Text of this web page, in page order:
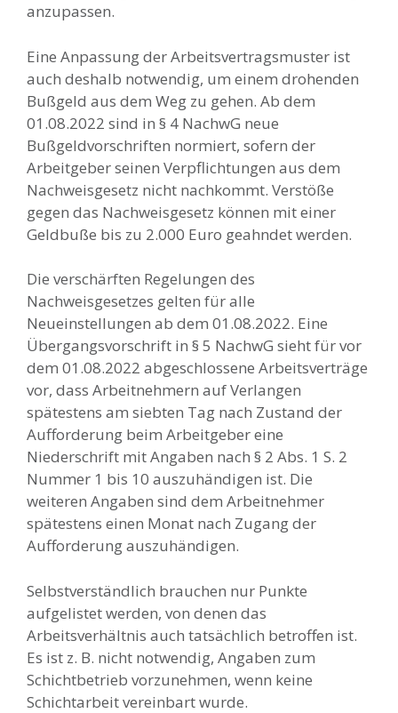
anzupassen.
Eine Anpassung der Arbeitsvertragsmuster ist
auch deshalb notwendig, um einem drohenden
Bußgeld aus dem Weg zu gehen. Ab dem
01.08.2022 sind in § 4 NachwG neue
Bußgeldvorschriften normiert, sofern der
Arbeitgeber seinen Verpflichtungen aus dem
Nachweisgesetz nicht nachkommt. Verstöße
gegen das Nachweisgesetz können mit einer
Geldbuße bis zu 2.000 Euro geahndet werden.
Die verschärften Regelungen des
Nachweisgesetzes gelten für alle
Neueinstellungen ab dem 01.08.2022. Eine
Übergangsvorschrift in § 5 NachwG sieht für vor
dem 01.08.2022 abgeschlossene Arbeitsverträge
vor, dass Arbeitnehmern auf Verlangen
spätestens am siebten Tag nach Zustand der
Aufforderung beim Arbeitgeber eine
Niederschrift mit Angaben nach § 2 Abs. 1 S. 2
Nummer 1 bis 10 auszuhändigen ist. Die
weiteren Angaben sind dem Arbeitnehmer
spätestens einen Monat nach Zugang der
Aufforderung auszuhändigen.
Selbstverständlich brauchen nur Punkte
aufgelistet werden, von denen das
Arbeitsverhältnis auch tatsächlich betroffen ist.
Es ist z. B. nicht notwendig, Angaben zum
Schichtbetrieb vorzunehmen, wenn keine
Schichtarbeit vereinbart wurde.